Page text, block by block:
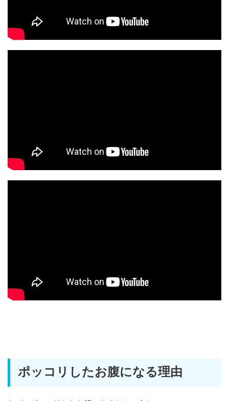
ポッコリしたお腹になる理由